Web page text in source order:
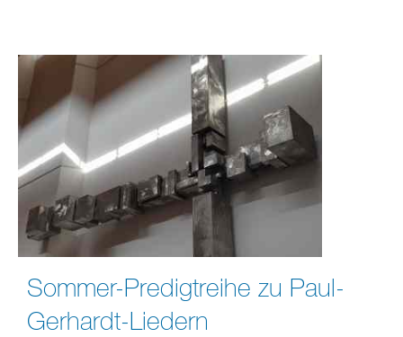
Sommer-Predigtreihe zu Paul-
Gerhardt-Liedern